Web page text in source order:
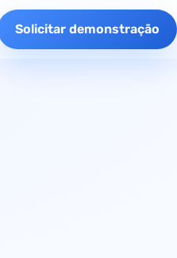
Solicitar demonstração